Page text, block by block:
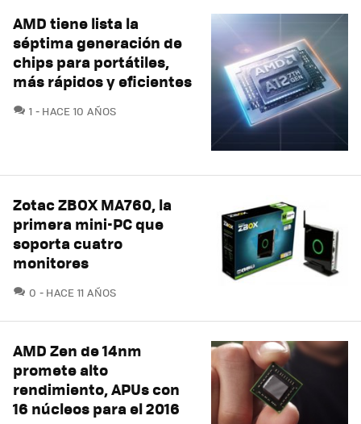
AMD tiene lista la
séptima generación de
chips para portátiles,
más rápidos y eficientes
1 COMENTARIOS
HACE 10 AÑOS
Zotac ZBOX MA760, la
primera mini-PC que
soporta cuatro
monitores
0 COMENTARIOS
HACE 11 AÑOS
AMD Zen de 14nm
promete alto
rendimiento, APUs con
16 núcleos para el 2016